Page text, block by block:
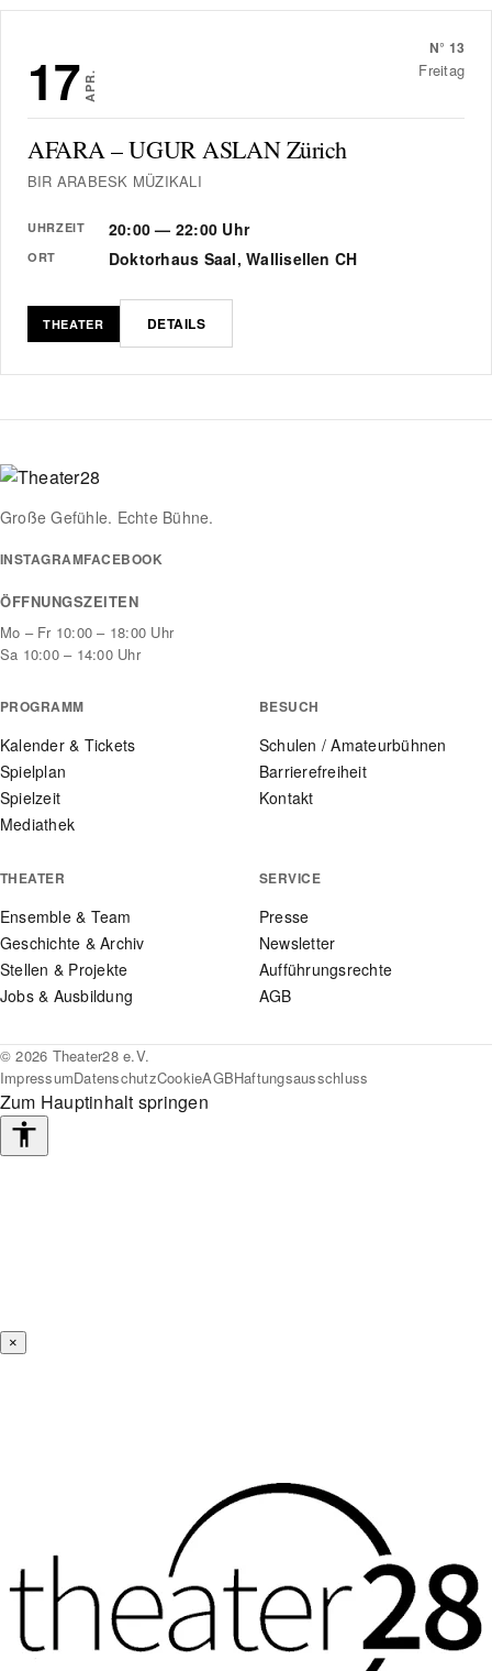
N° 13
17APR. Freitag
AFARA – UGUR ASLAN Zürich
BIR ARABESK MÜZIKALI
UHRZEIT 20:00 — 22:00 Uhr
ORT Doktorhaus Saal, Wallisellen CH
THEATER DETAILS
Große Gefühle. Echte Bühne.
INSTAGRAMFACEBOOK
ÖFFNUNGSZEITEN
Mo – Fr 10:00 – 18:00 Uhr
Sa 10:00 – 14:00 Uhr
PROGRAMM
Kalender & Tickets
Spielplan
Spielzeit
Mediathek
BESUCH
Schulen / Amateurbühnen
Barrierefreiheit
Kontakt
THEATER
Ensemble & Team
Geschichte & Archiv
Stellen & Projekte
Jobs & Ausbildung
SERVICE
Presse
Newsletter
Aufführungsrechte
AGB
© 2026 Theater28 e.V.
ImpressumDatenschutzCookieAGBHaftungsausschluss
Zum Hauptinhalt springen
Barrierefreiheits-
×